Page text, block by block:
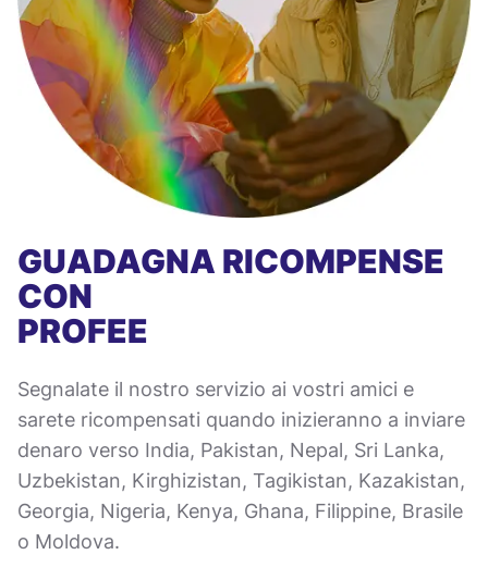
GUADAGNA RICOMPENSE
CON
PROFEE
Segnalate il nostro servizio ai vostri amici e
sarete ricompensati quando inizieranno a inviare
denaro verso India, Pakistan, Nepal, Sri Lanka,
Uzbekistan, Kirghizistan, Tagikistan, Kazakistan,
Georgia, Nigeria, Kenya, Ghana, Filippine, Brasile
o Moldova.